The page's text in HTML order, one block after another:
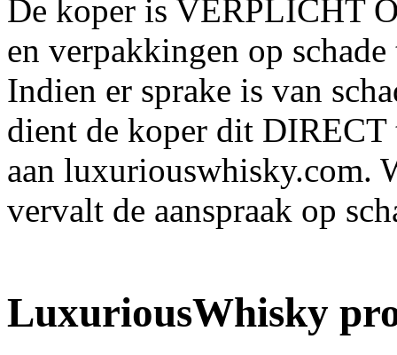
De koper is VERPLICHT
en verpakkingen op
Indien er sprake is van
dient de koper dit DIRECT
aan luxuriouswhisky.com.
vervalt de aanspraak op
LuxuriousWhisky